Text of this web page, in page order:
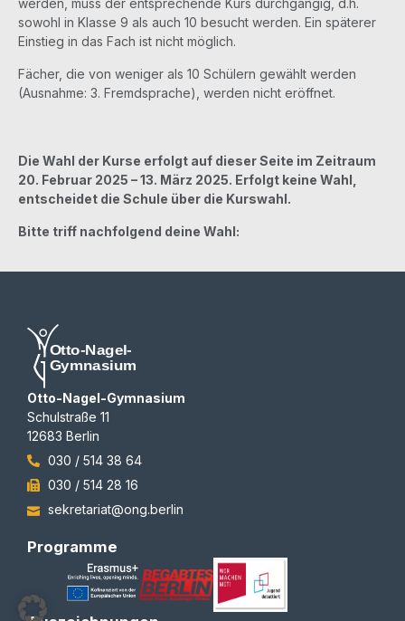
wer­den, muss der ent­spre­chen­de Kurs durch­gän­gig, d.h.
sowohl in Klas­se 9 als auch 10 besucht wer­den. Ein spä­te­rer
Ein­stieg in das Fach ist nicht möglich.
Fächer, die von weni­ger als 10 Schü­lern gewählt wer­den
(Aus­nah­me: 3. Fremd­spra­che), wer­den nicht eröffnet.
Die Wahl der Kur­se erfolgt auf die­ser Sei­te im Zeit­raum
20. Febru­ar 2025 – 13. März 2025. Erfolgt kei­ne Wahl,
ent­schei­det die Schu­le über die Kurswahl.
Bit­te triff nach­fol­gend dei­ne Wahl:
Otto-Nagel-Gymnasium
Schulstraße 11
12683 Berlin
030 / 514 38 64
030 / 514 28 16
sekretariat@ong.berlin
Programme